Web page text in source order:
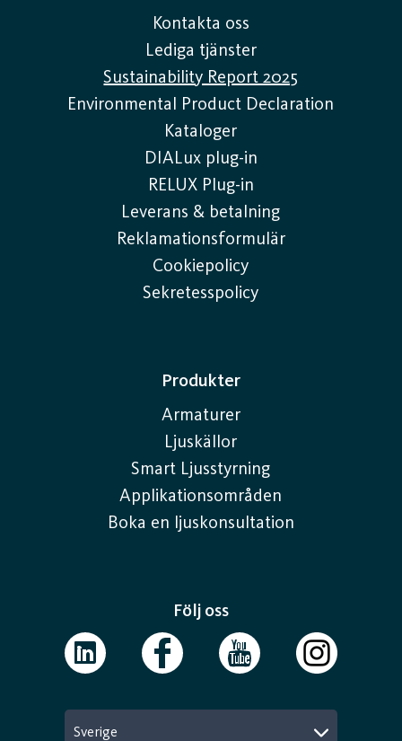
Kontakta oss
Lediga tjänster
Sustainability Report 2025
Environmental Product Declaration
Kataloger
DIALux plug-in
RELUX Plug-in
Leverans & betalning
Reklamationsformulär
Cookiepolicy
Sekretesspolicy
Produkter
Armaturer
Ljuskällor
Smart Ljusstyrning
Applikationsområden
Boka en ljuskonsultation
Följ oss
Sverige